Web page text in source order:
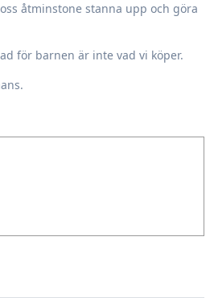
åtminstone stanna upp och göra
för barnen är inte vad vi köper.